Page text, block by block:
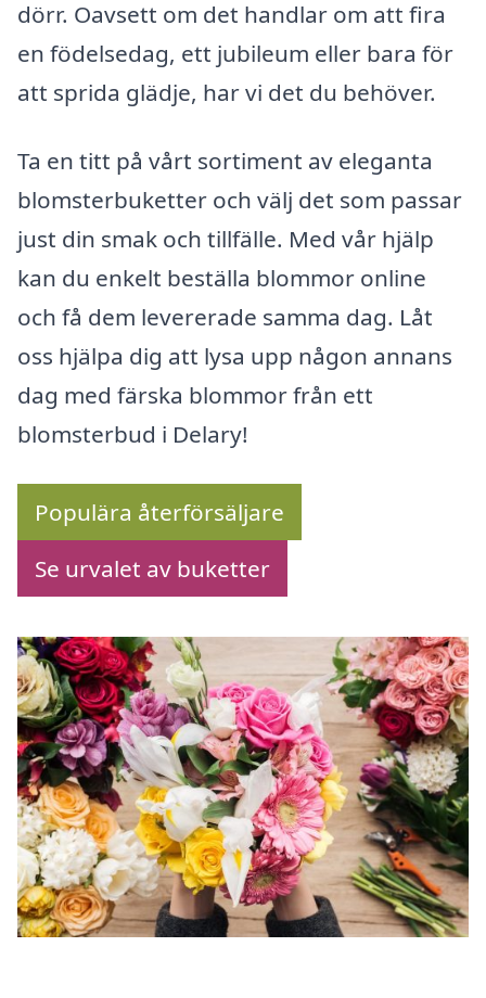
dörr. Oavsett om det handlar om att fira
en födelsedag, ett jubileum eller bara för
att sprida glädje, har vi det du behöver.
Ta en titt på vårt sortiment av eleganta
blomsterbuketter och välj det som passar
just din smak och tillfälle. Med vår hjälp
kan du enkelt beställa blommor online
och få dem levererade samma dag. Låt
oss hjälpa dig att lysa upp någon annans
dag med färska blommor från ett
blomsterbud i Delary!
Populära återförsäljare
Se urvalet av buketter